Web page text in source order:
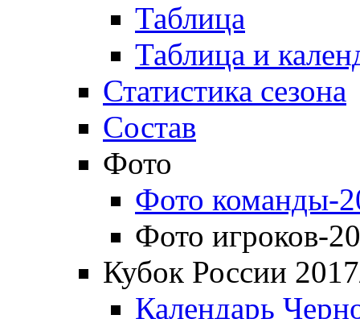
Таблица
Таблица и
Статистика сезона
Состав
Фото
Фото команды-
Фото игроков-
Кубок России
Календарь